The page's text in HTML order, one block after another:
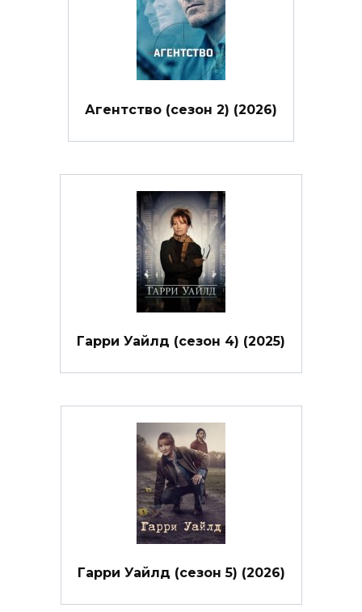
Агентство (сезон 2) (2026)
Гарри Уайлд (сезон 4) (2025)
Гарри Уайлд (сезон 5) (2026)